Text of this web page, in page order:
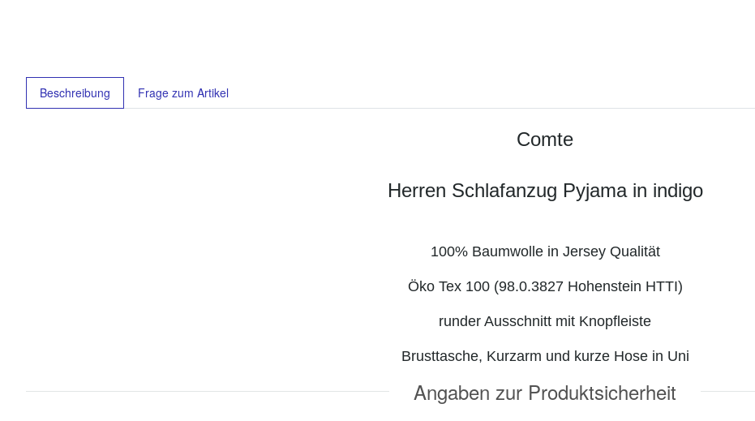
Beschreibung Frage zum Artikel
Comte
Herren Schlafanzug Pyjama in indigo
100% Baumwolle in Jersey Qualität
Öko Tex 100 (98.0.3827 Hohenstein HTTI)
runder Ausschnitt mit Knopfleiste
Brusttasche, Kurzarm und kurze Hose in Uni
Angaben zur Produktsicherheit